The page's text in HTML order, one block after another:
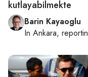
kutlayabilmekte
Barin Kayaoglu
In Ankara,